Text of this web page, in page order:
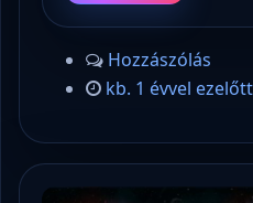
Hozzászólás
kb. 1 évvel ezelőtt